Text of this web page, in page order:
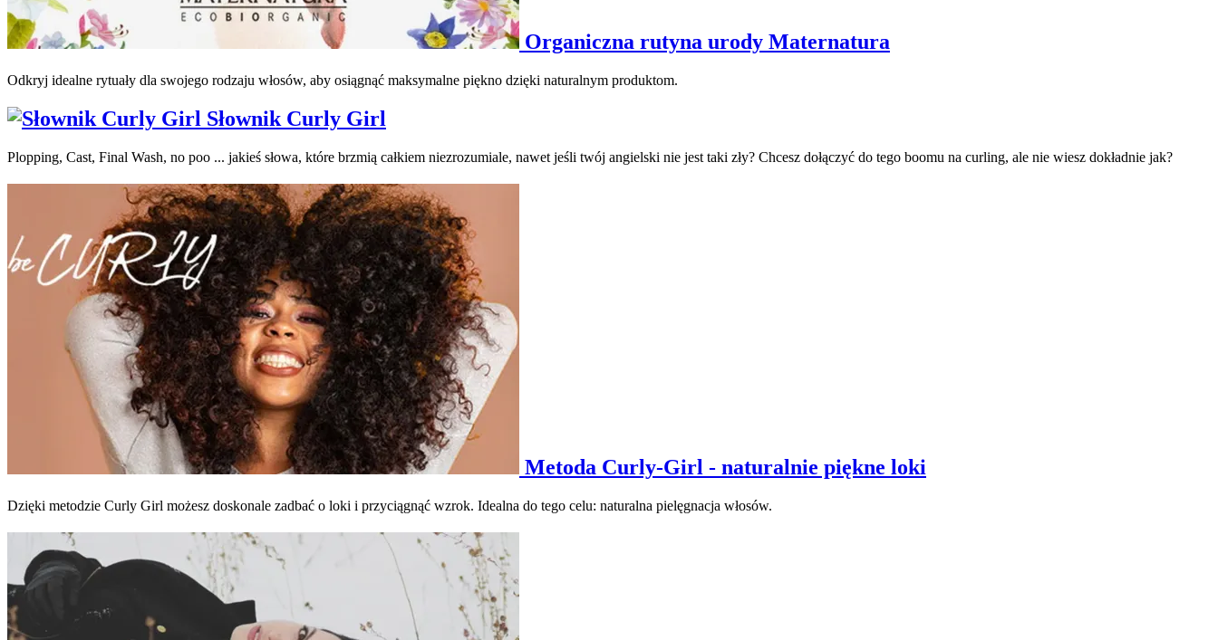
Organiczna rutyna urody Maternatura
Odkryj idealne rytuały dla swojego rodzaju włosów, aby osiągnąć maksymalne piękno dzięki naturalnym produktom.
Słownik Curly Girl
Plopping, Cast, Final Wash, no poo ... jakieś słowa, które brzmią całkiem niezrozumiale, nawet jeśli twój angielski nie jest taki zły? Chcesz dołączyć do tego boomu na curling, ale nie wiesz dokładnie jak?
Metoda Curly-Girl - naturalnie piękne loki
Dzięki metodzie Curly Girl możesz doskonale zadbać o loki i przyciągnąć wzrok. Idealna do tego celu: naturalna pielęgnacja włosów.